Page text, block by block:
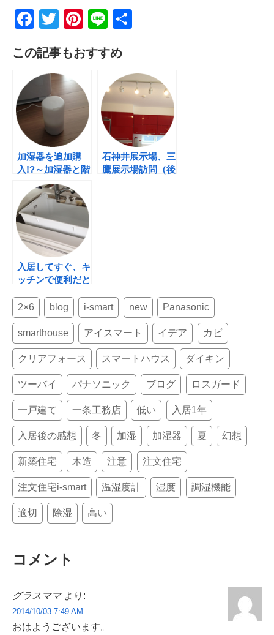
F
c
e
b
o
o
k
T
tt
er
Pi
er
st
Li
e
この記事もおすすめ
加湿器を追加購
入!?～加湿器と階
段とロスガードの
関係
石神井展示場、三
鷹展示場訪問（後
入居してすぐ、キ
ッチンで便利だと
2×6
blog i-smart new Panasonic
smarthouse アイスマート イデア カビ
クリアフォース スマートハウス ダイキン
ツーバイ パナソニック ブログ ロスガード
一戸建て 一条工務店 低い 入居1年
入居後の感想 冬 加湿 加湿器 夏 幻想
新築住宅 木造 注意 注文住宅
注文住宅i-smart 温湿度計 湿度 調湿機能
適切 除湿 高い
コメント
グラスママ より:
2014/10/03 7:49 AM
おはようございます。